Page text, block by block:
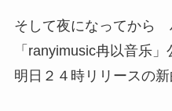
そして夜になってから
「ranyimusic冉以音乐」
明日２４時リリースの